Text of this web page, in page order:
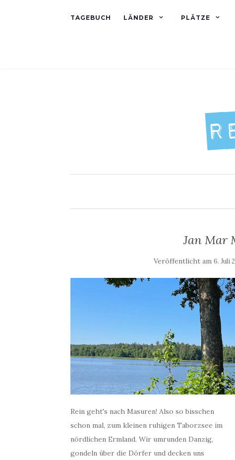
TAGEBUCH LÄNDER PLÄTZE
Jan Mar
Veröffentlicht am6. Juli
Rein geht's nach Masuren! Also so bisschen
schon mal, zum kleinen ruhigen Taborzsee im
nördlichen Ermland. Wir umrunden Danzig,
gondeln über die Dörfer und decken uns